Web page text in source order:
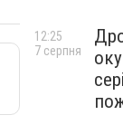
12:25
7 серпня